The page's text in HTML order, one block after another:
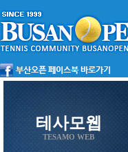
테사모웹
TESAMO WEB